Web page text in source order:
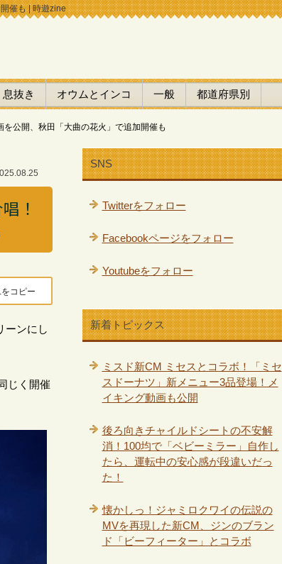
催も | 時遊zine
息抜き オウムとインコ 一般 都道府県別
公開、秋田「大曲の花火」で追加開催も
！
コピー
ーンにし
じく開催
SNS
Twitterをフォロー
Facebookページをフォロー
Youtubeをフォロー
新着トピックス
ミスド新CM ミセスとコラボ！「ミセ
スドーナツ」新メニュー3品登場！メ
イキング動画も公開
後ろ向きチャイルドシートの不安解
消！100均で「ベビーミラー」自作し
たら、運転中の安心感が段違いだっ
た！
懐かしっ！ジャミロクワイの伝説の
MVを再現した新CM、ジンのブラン
ド「ビーフィーター」とコラボ